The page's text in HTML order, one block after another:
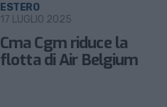
Cma Cgm riduce la
flotta di Air Belgium
ESTERO
17 LUGLIO 2025